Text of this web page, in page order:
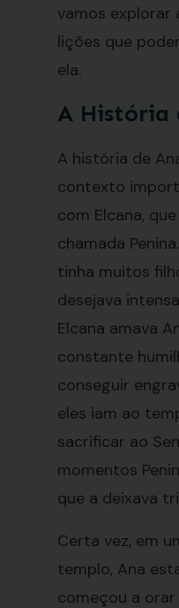
vamos explorar
lições que
ela.
A História
A história de
contexto
com Elcana,
chamada
tinha muitos
desejava
Elcana amava
constante
conseguir
eles iam ao
sacrificar ao
momentos
que a deixava
Certa vez, em
templo, Ana
começou a